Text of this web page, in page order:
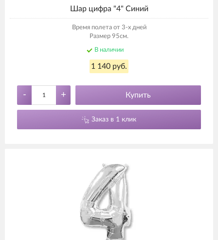
Шар цифра "4" Синий
Время полета от 3-х дней
Размер 95см.
В наличии
1 140 руб.
- + Купить
Заказ в 1 клик